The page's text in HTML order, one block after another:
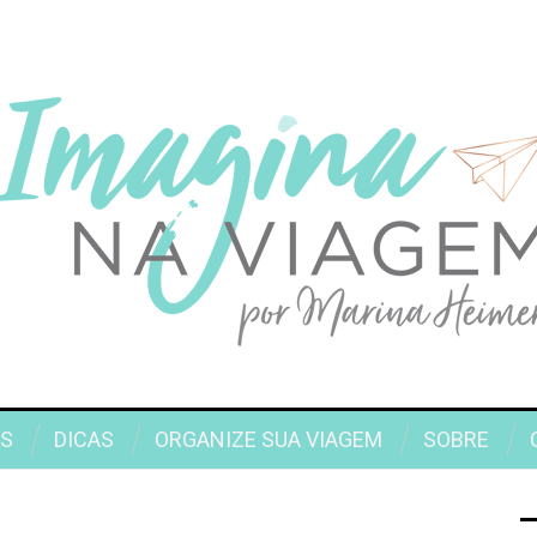
DICAS ORGANIZE SUA VIAGEM SOBRE